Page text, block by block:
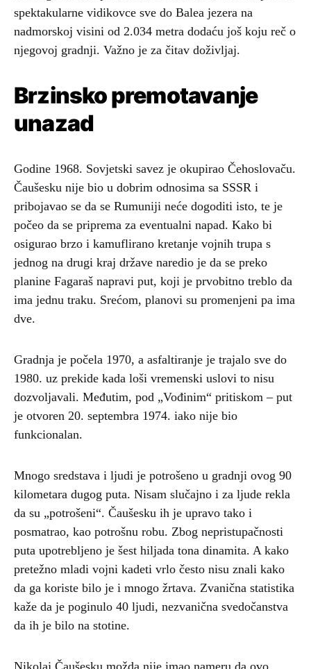
spektakularne vidikovce sve do Balea jezera na
nadmorskoj visini od 2.034 metra dodaću još koju reč o
njegovoj gradnji. Važno je za čitav doživljaj.
Brzinsko premotavanje
unazad
Godine 1968. Sovjetski savez je okupirao Čehoslovaču.
Čaušesku nije bio u dobrim odnosima sa SSSR i
pribojavao se da se Rumuniji neće dogoditi isto, te je
počeo da se priprema za eventualni napad. Kako bi
osigurao brzo i kamuflirano kretanje vojnih trupa s
jednog na drugi kraj države naredio je da se preko
planine Fagaraš napravi put, koji je prvobitno treblo da
ima jednu traku. Srećom, planovi su promenjeni pa ima
dve.
Gradnja je počela 1970, a asfaltiranje je trajalo sve do
1980. uz prekide kada loši vremenski uslovi to nisu
dozvoljavali. Međutim, pod „Vođinim“ pritiskom – put
je otvoren 20. septembra 1974. iako nije bio
funkcionalan.
Mnogo sredstava i ljudi je potrošeno u gradnji ovog 90
kilometara dugog puta. Nisam slučajno i za ljude rekla
da su „potrošeni“. Čaušesku ih je upravo tako i
posmatrao, kao potrošnu robu. Zbog nepristupačnosti
puta upotrebljeno je šest hiljada tona dinamita. A kako
pretežno mladi vojni kadeti vrlo često nisu znali kako
da ga koriste bilo je i mnogo žrtava. Zvanična statistika
kaže da je poginulo 40 ljudi, nezvanična svedočanstva
da ih je bilo na stotine.
Nikolaj Čaušesku možda nije imao nameru da ovo